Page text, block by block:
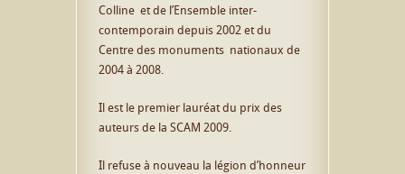
Colline et de l’Ensemble inter-
contemporain depuis 2002 et du
Centre des monuments nationaux de
2004 à 2008.
Il est le premier lauréat du prix des
auteurs de la SCAM 2009.
Il refuse à nouveau la légion d’honneur